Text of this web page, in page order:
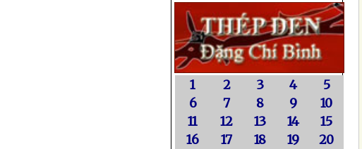
1 2 3 4
5
6
7 8 9
10
11
12 13 14
15
16
17 18 19
20